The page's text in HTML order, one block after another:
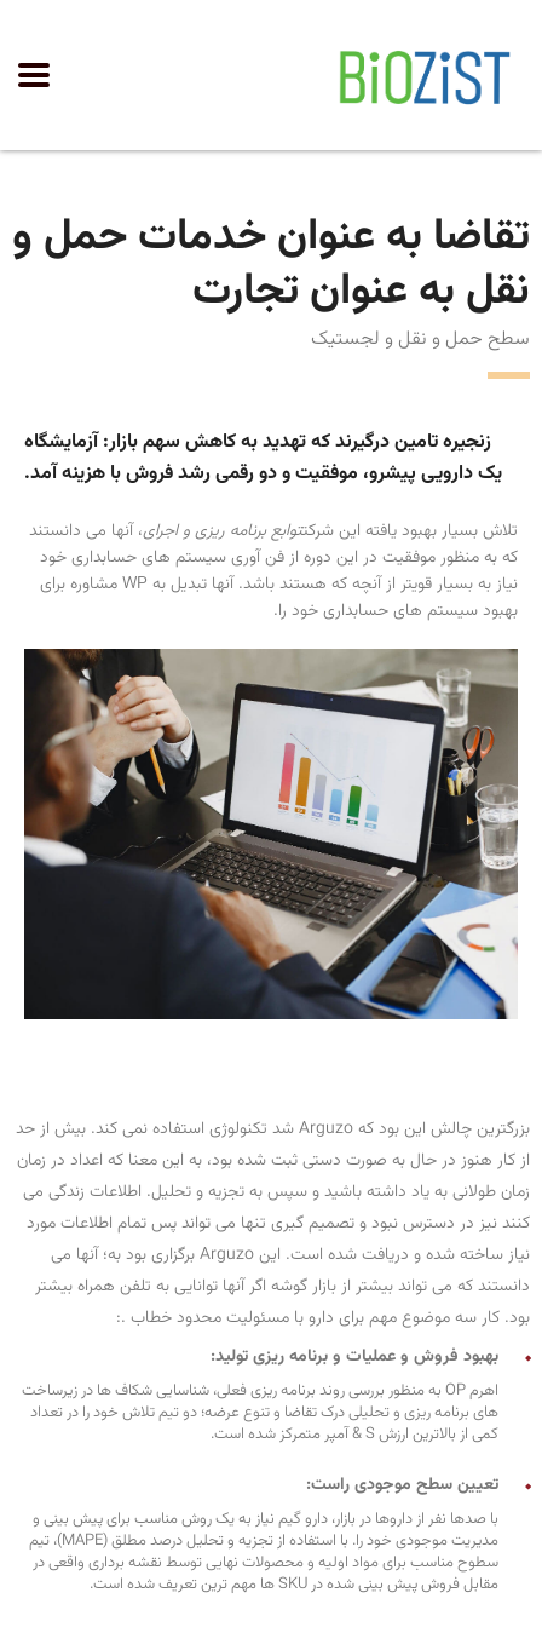
تقاضا به عنوان خدمات حمل و
نقل به عنوان تجارت
سطح حمل و نقل و لجستیک
زنجیره تامین درگیرند که تهدید به کاهش سهم بازار: آزمایشگاه
یک دارویی پیشرو، موفقیت و دو رقمی رشد فروش با هزینه آمد.
تلاش بسیار بهبود یافته این شرکتتوابع برنامه ریزی و اجرای، آنها می دانستند
که به منظور موفقیت در این دوره از فن آوری سیستم های حسابداری خود
نیاز به بسیار قویتر از آنچه که هستند باشد. آنها تبدیل به WP مشاوره برای
بهبود سیستم های حسابداری خود را.
بزرگترین چالش این بود که Arguzo شد تکنولوژی استفاده نمی کند. بیش از حد
از کار هنوز در حال به صورت دستی ثبت شده بود، به این معنا که اعداد در زمان
زمان طولانی به یاد داشته باشید و سپس به تجزیه و تحلیل. اطلاعات زندگی می
کنند نیز در دسترس نبود و تصمیم گیری تنها می تواند پس تمام اطلاعات مورد
نیاز ساخته شده و دریافت شده است. این Arguzo برگزاری بود به؛ آنها می
دانستند که می تواند بیشتر از بازار گوشه اگر آنها توانایی به تلفن همراه بیشتر
بود. کار سه موضوع مهم برای دارو با مسئولیت محدود خطاب .:
بهبود فروش و عملیات و برنامه ریزی تولید:
اهرم OP به منظور بررسی روند برنامه ریزی فعلی، شناسایی شکاف ها در زیرساخت
های برنامه ریزی و تحلیلی درک تقاضا و تنوع عرضه؛ دو تیم تلاش خود را در تعداد
کمی از بالاترین ارزش S & آمپر متمرکز شده است.
تعیین سطح موجودی راست:
با صدها نفر از داروها در بازار، دارو گیم نیاز به یک روش مناسب برای پیش بینی و
مدیریت موجودی خود را. با استفاده از تجزیه و تحلیل درصد مطلق (MAPE)، تیم
سطوح مناسب برای مواد اولیه و محصولات نهایی توسط نقشه برداری واقعی در
مقابل فروش پیش بینی شده در SKU ها مهم ترین تعریف شده است.